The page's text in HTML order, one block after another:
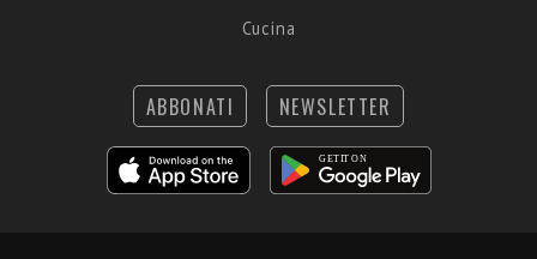
Cucina
ABBONATI NEWSLETTER